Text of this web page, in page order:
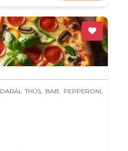
THÚS, BAB, PEPPERONI,